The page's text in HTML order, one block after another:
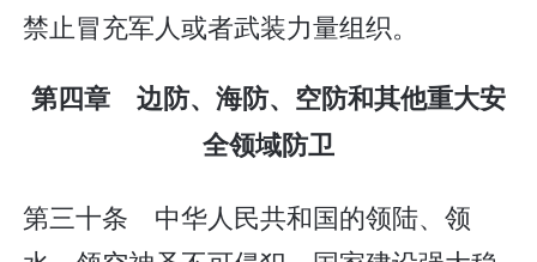
禁止冒充军人或者武装力量组织。
第四章 边防、海防、空防和其他重大安
全领域防卫
第三十条 中华人民共和国的领陆、领